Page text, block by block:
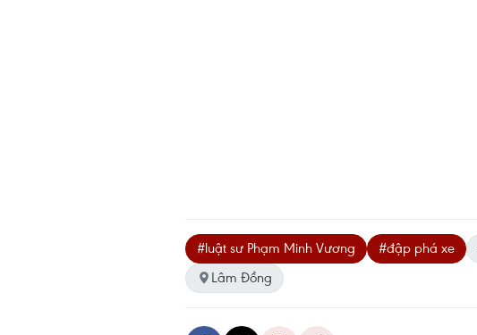
#luật sư Phạm Minh Vương #đập phá xe
Lâm Đồng